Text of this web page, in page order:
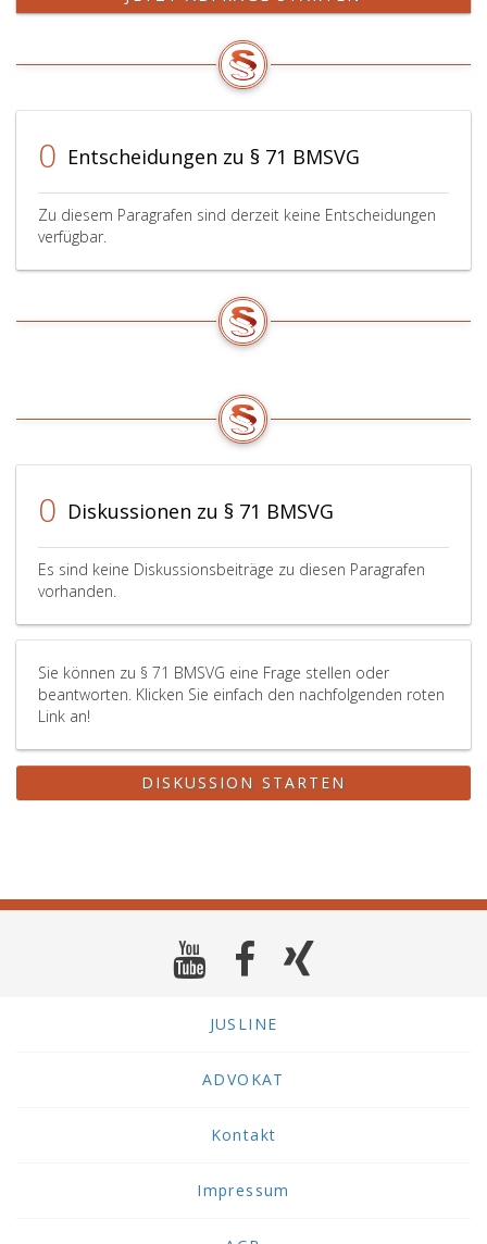
0 Entscheidungen zu § 71 BMSVG
Zu diesem Paragrafen sind derzeit keine Entscheidungen
verfügbar.
0 Diskussionen zu § 71 BMSVG
Es sind keine Diskussionsbeiträge zu diesen Paragrafen
vorhanden.
Sie können zu § 71 BMSVG eine Frage stellen oder
beantworten. Klicken Sie einfach den nachfolgenden roten
Link an!
DISKUSSION STARTEN
JUSLINE
ADVOKAT
Kontakt
Impressum